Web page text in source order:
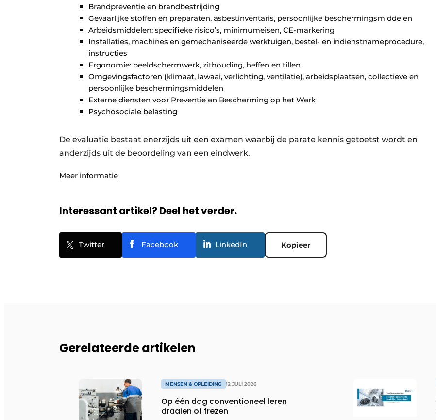
Brandpreventie en brandbestrijding
Gevaarlijke stoffen en preparaten, asbestinventaris, persoonlijke beschermingsmiddelen
Arbeidsmiddelen: specifieke risico’s, minimumeisen, CE-markering
Installaties, machines en gemechaniseerde werktuigen, bestel- en indienstnameprocedure,
instructies
Ergonomie: beeldschermwerk, zithouding, heffen en tillen
Omgevingsfactoren (klimaat, lawaai, verlichting, ventilatie), arbeidsplaatsen, collectieve en
persoonlijke beschermingsmiddelen
Externe diensten voor Preventie en Bescherming op het Werk
Psychosociale belasting
De evaluatie bestaat enerzijds uit een examen waarbij de parate kennis getoetst wordt en
anderzijds uit de beoordeling van een eindwerk.
Meer informatie
Interessant artikel? Deel het verder.
Twitter Facebook LinkedIn Kopieer
Gerelateerde artikelen
MENSEN & OPLEIDING 12 JULI 2026
Op één dag conventioneel leren
draaien of frezen